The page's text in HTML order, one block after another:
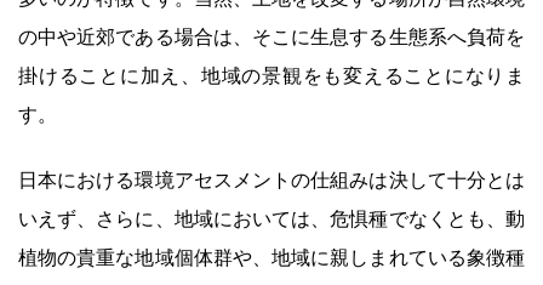
の中や近郊である場合は、そこに生息する生態系へ負荷を
掛けることに加え、地域の景観をも変えることになりま
す。
日本における環境アセスメントの仕組みは決して十分とは
いえず、さらに、地域においては、危惧種でなくとも、動
植物の貴重な地域個体群や、地域に親しまれている象徴種